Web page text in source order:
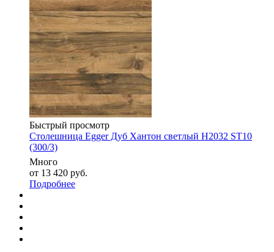
Быстрый просмотр
Столешница Egger Дуб Хантон светлый H2032 ST10
(300/3)
Много
от 13 420 руб.
Подробнее